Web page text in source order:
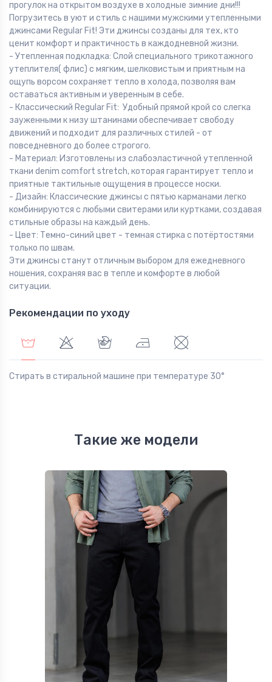
прогулок на открытом воздухе в холодные зимние дни!!!
Погрузитесь в уют и стиль с нашими мужскими утепленными
джинсами Regular Fit! Эти джинсы созданы для тех, кто
ценит комфорт и практичность в каждодневной жизни.
- Утепленная подкладка: Слой специального трикотажного
утеплителя( флис) с мягким, шелковистым и приятным на
ощупь ворсом сохраняет тепло в холода, позволяя вам
оставаться активным и уверенным в себе.
- Классический Regular Fit: Удобный прямой крой со слегка
зауженными к низу штанинами обеспечивает свободу
движений и подходит для различных стилей - от
повседневного до более строгого.
- Материал: Изготовлены из слабоэластичной утепленной
ткани denim comfort stretch, которая гарантирует тепло и
приятные тактильные ощущения в процессе носки.
- Дизайн: Классические джинсы с пятью карманами легко
комбинируются с любыми свитерами или куртками, создавая
стильные образы на каждый день.
- Цвет: Темно-синий цвет - темная стирка с потёртостями
только по швам.
Эти джинсы станут отличным выбором для ежедневного
ношения, сохраняя вас в тепле и комфорте в любой
ситуации.
Рекомендации по уходу
Стирать в стиральной машине при температуре 30°
Такие же модели